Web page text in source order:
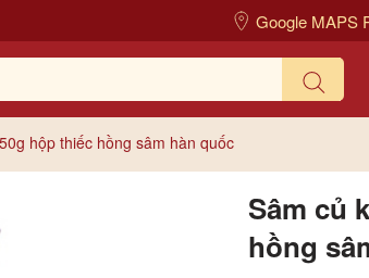
Google MAPS
hộp thiếc hồng sâm hàn quốc
Sâm củ
hồng